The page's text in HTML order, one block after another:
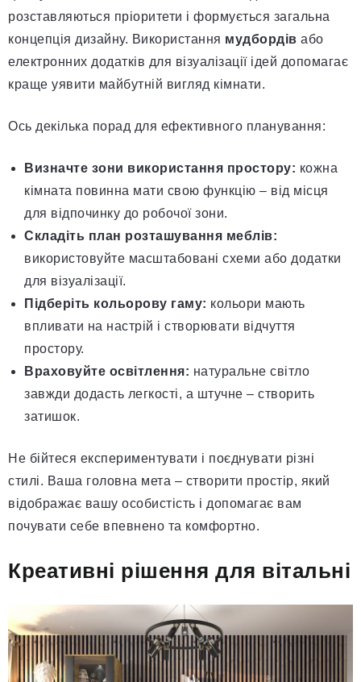
розставляються пріоритети і формується загальна
концепція дизайну. Використання мудбордів або
електронних додатків для візуалізації ідей допомагає
краще уявити майбутній вигляд кімнати.
Ось декілька порад для ефективного планування:
Визначте зони використання простору: кожна
кімната повинна мати свою функцію – від місця
для відпочинку до робочої зони.
Складіть план розташування меблів:
використовуйте масштабовані схеми або додатки
для візуалізації.
Підберіть кольорову гаму: кольори мають
впливати на настрій і створювати відчуття
простору.
Враховуйте освітлення: натуральне світло
завжди додасть легкості, а штучне – створить
затишок.
Не бійтеся експериментувати і поєднувати різні
стилі. Ваша головна мета – створити простір, який
відображає вашу особистість і допомагає вам
почувати себе впевнено та комфортно.
Креативні рішення для вітальні